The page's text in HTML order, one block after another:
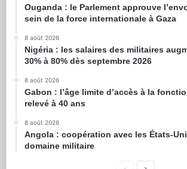
Ouganda : le Parlement approuve
sein de la force internationale à Gaza
8 août 2026
Nigéria : les salaires des militaires
30% à 80% dès septembre 2026
8 août 2026
Gabon : l’âge limite d’accès à la
relevé à 40 ans
8 août 2026
Angola : coopération avec les États-
domaine militaire